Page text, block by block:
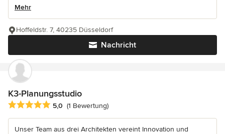
Mehr
Nachricht
Hoffeldstr. 7, 40235 Düsseldorf
K3-Planungsstudio
Durchschnittliche Bewertung: 5 von 5 Sternen
5,0 (1 Bewertung)
Unser Team aus drei Architekten vereint Innovation und